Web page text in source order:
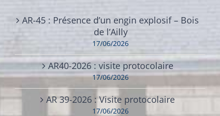
AR-45 : Présence d’un engin explosif – Bois
de l’Ailly
17/06/2026
AR40-2026 : visite protocolaire
17/06/2026
AR 39-2026 : Visite protocolaire
17/06/2026